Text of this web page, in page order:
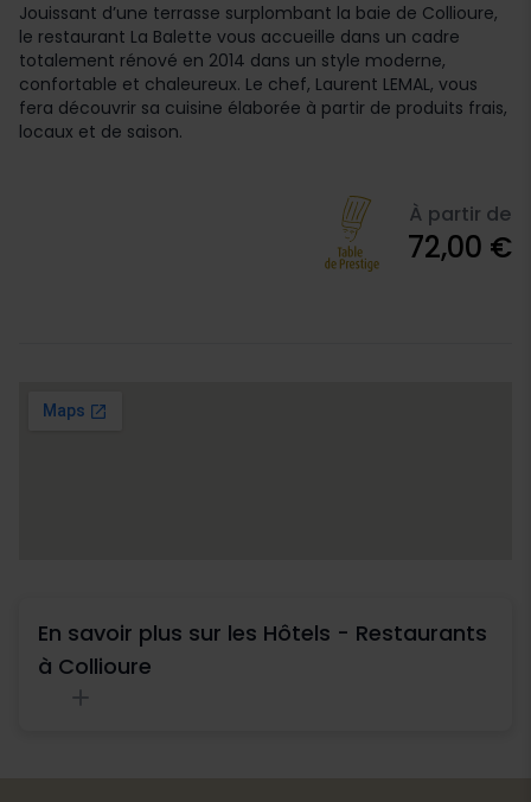
Jouissant d’une terrasse surplombant la baie de Collioure,
le restaurant La Balette vous accueille dans un cadre
totalement rénové en 2014 dans un style moderne,
confortable et chaleureux. Le chef, Laurent LEMAL, vous
fera découvrir sa cuisine élaborée à partir de produits frais,
locaux et de saison.
À partir de
72,00 €
En savoir plus sur les Hôtels - Restaurants
à Collioure